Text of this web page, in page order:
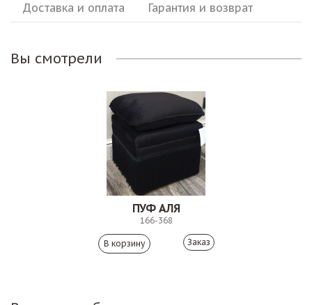
Доставка и оплата Гарантия и возврат
Вы смотрели
ПУФ АЛЯ
166-368
Заказ